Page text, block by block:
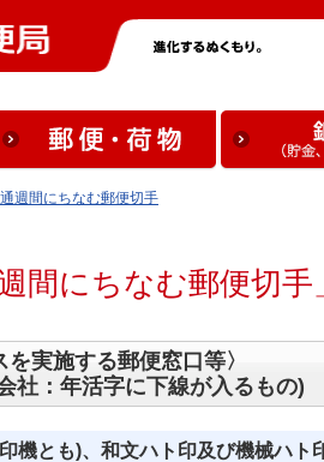
週間にちなむ郵便切手
週間にちなむ郵便切
を実施する郵便窓口等〉
社：年活字に下線が入るもの)
機とも)、和文ハト印及び機械ハト